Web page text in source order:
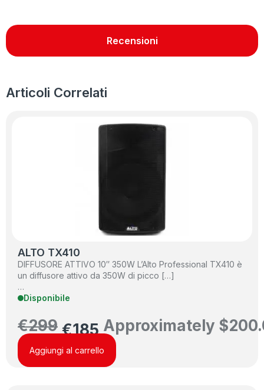
Recensioni
Articoli Correlati
ALTO TX410
DIFFUSORE ATTIVO 10″ 350W L’Alto Professional TX410 è
un diffusore attivo da 350W di picco […]
…
Disponibile
€299 €185 Approximately $
Aggiungi al carrello